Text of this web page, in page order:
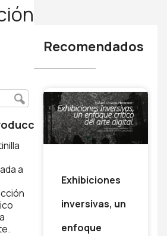
a
Recomendados
Exhibiciones
inversivas, un
enfoque